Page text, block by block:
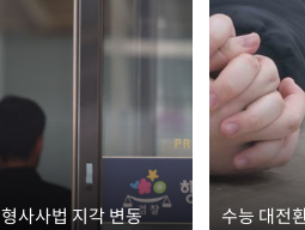
형사사법 지각 변동 수능 대전